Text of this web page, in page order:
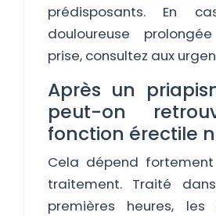
prédisposants. En
douloureuse
prise, consultez aux
Après un
peut-on
fonction érectile
Cela dépend
traitement. Traité
premières heures,